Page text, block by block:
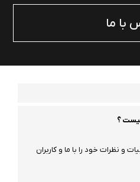
با ما
؟
و نظرات خود را با ما و کاربران